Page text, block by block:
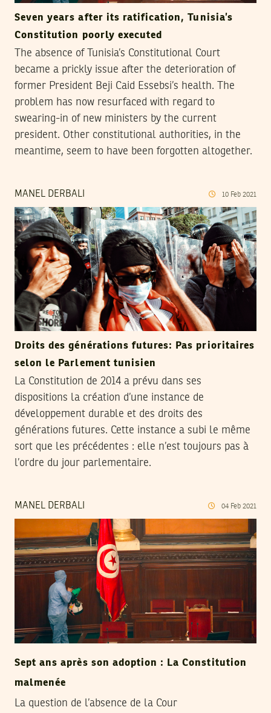
Seven years after its ratification, Tunisia’s
Constitution poorly executed
The absence of Tunisia’s Constitutional Court
became a prickly issue after the deterioration of
former President Beji Caid Essebsi’s health. The
problem has now resurfaced with regard to
swearing-in of new ministers by the current
president. Other constitutional authorities, in the
meantime, seem to have been forgotten altogether.
MANEL DERBALI 10 Feb 2021
Droits des générations futures: Pas prioritaires
selon le Parlement tunisien
La Constitution de 2014 a prévu dans ses
dispositions la création d’une instance de
développement durable et des droits des
générations futures. Cette instance a subi le même
sort que les précédentes : elle n’est toujours pas à
l’ordre du jour parlementaire.
MANEL DERBALI 04 Feb 2021
Sept ans après son adoption : La Constitution
malmenée
La question de l’absence de la Cour